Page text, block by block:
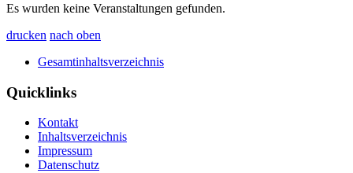
Es wurden keine Veranstaltungen gefunden.
drucken nach oben
Gesamtinhaltsverzeichnis
Quicklinks
Kontakt
Inhaltsverzeichnis
Impressum
Datenschutz